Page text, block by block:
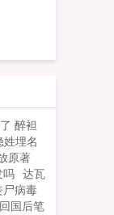
醉袒
埋名
原著
吗 达瓦
尸病毒
国后笔